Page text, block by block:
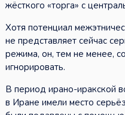
жёсткого «торга» с
Хотя потенциал
не представляет сейчас
режима, он, тем не менее,
игнорировать.
В период ирано-иракской
в Иране имели место